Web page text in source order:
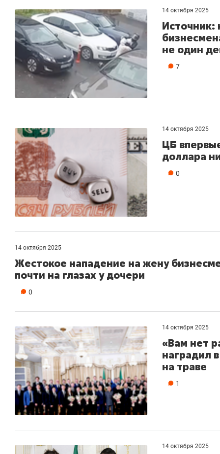
14 октября 2025
Источник:
не один
7
14 октября 2025
ЦБ
доллара
0
14 октября 2025
Жестокое нападение на жену
почти на глазах у дочери
0
14 октября 2025
«Вам нет
наградил
на траве
1
14 октября 2025